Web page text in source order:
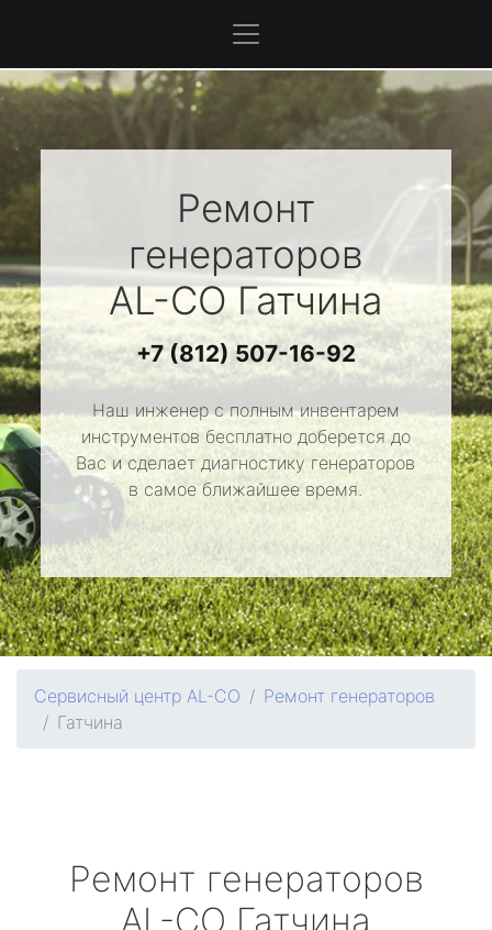
Ремонт
генераторов
AL-COГатчина
+7 (812) 507-16-92
Наш инженер с полным инвентарем
инструментов бесплатно доберется до
Вас и сделает диагностику генераторов
в самое ближайшее время.
Сервисный центр AL-CO
Ремонт генераторов
Гатчина
Ремонт генераторов
AL-CO Гатчина